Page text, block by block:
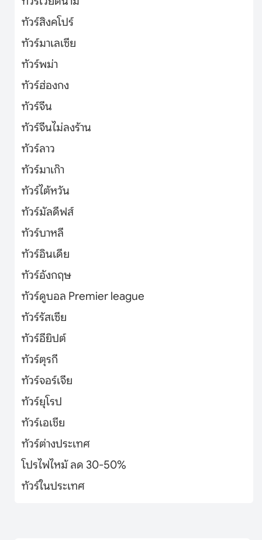
ทัวร์สิงคโปร์
ทัวร์มาเลเซีย
ทัวร์พม่า
ทัวร์ฮ่องกง
ทัวร์จีน
ทัวร์จีนไม่ลงร้าน
ทัวร์ลาว
ทัวร์มาเก๊า
ทัวร์ไต้หวัน
ทัวร์มัลดีฟส์
ทัวร์บาหลี
ทัวร์อินเดีย
ทัวร์อังกฤษ
ทัวร์ดูบอล Premier league
ทัวร์รัสเซีย
ทัวร์อียิปต์
ทัวร์ตุรกี
ทัวร์จอร์เจีย
ทัวร์ยุโรป
ทัวร์เอเชีย
ทัวร์ต่างประเทศ
โปรไฟไหม้ ลด 30-50%
ทัวร์ในประเทศ